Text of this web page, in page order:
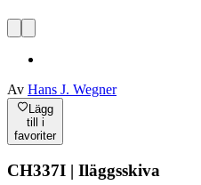
Av Hans J. Wegner
Lägg
till i
favoriter
CH337I | Iläggsskiva